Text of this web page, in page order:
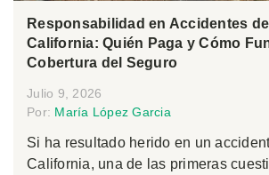
Responsabilidad en Accidentes
California: Quién Paga y Cómo
Cobertura del Seguro
Julio 9, 2026
Por: María López Garcia
Si ha resultado herido en un
California, una de las primeras